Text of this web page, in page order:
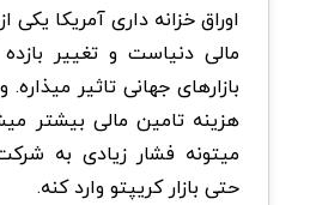
اوراق خزانه داری آمریکا یکی
مالی دنیاست و تغییر
بازارهای جهانی تاثیر میذاره.
هزینه تامین مالی بیشتر
میتونه فشار زیادی به
حتی بازار کریپتو وارد کنه.